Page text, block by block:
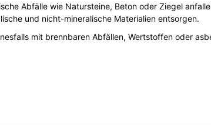
Abfälle wie Natursteine, Beton oder Ziegel
und nicht-mineralische Materialien entsorgen.
mit brennbaren Abfällen, Wertstoffen oder